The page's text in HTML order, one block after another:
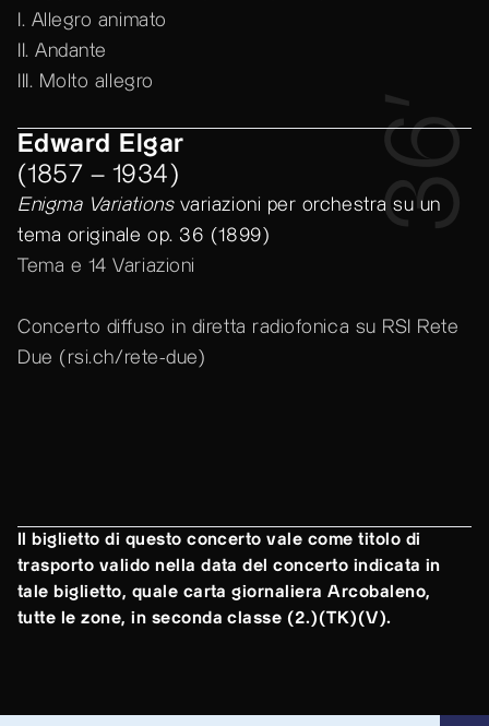
I. Allegro animato
II. Andante
III. Molto allegro
Edward Elgar
(1857 – 1934)
Enigma Variations variazioni per orchestra su un
tema originale op. 36 (1899)
Tema e 14 Variazioni
36’
Concerto diffuso in diretta radiofonica su RSI Rete
Due ( rsi.ch/rete-due)
Il biglietto di questo concerto vale come titolo di
trasporto valido nella data del concerto indicata in
tale biglietto, quale carta giornaliera Arcobaleno,
tutte le zone, in seconda classe (2.)(TK)(V).